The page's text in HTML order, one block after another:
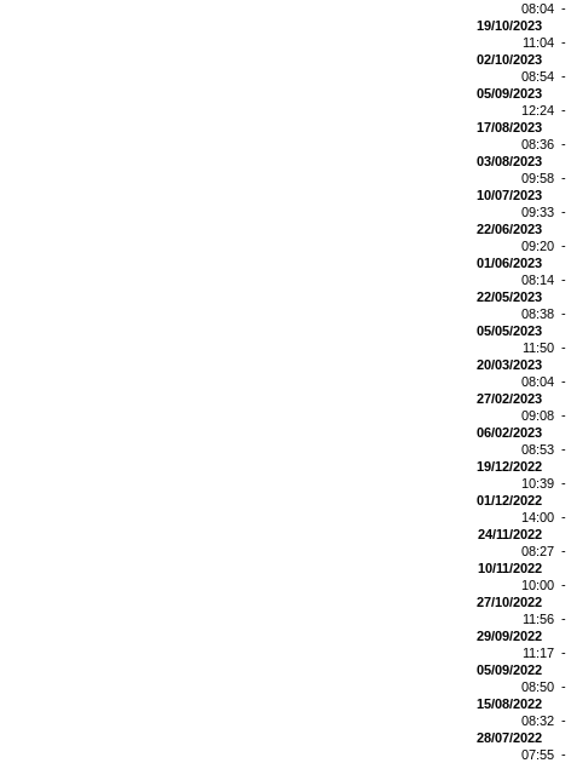
08:04 -
19/10/2023
11:04 -
02/10/2023
08:54 -
05/09/2023
12:24 -
17/08/2023
08:36 -
03/08/2023
09:58 -
10/07/2023
09:33 -
22/06/2023
09:20 -
01/06/2023
08:14 -
22/05/2023
08:38 -
05/05/2023
11:50 -
20/03/2023
08:04 -
27/02/2023
09:08 -
06/02/2023
08:53 -
19/12/2022
10:39 -
01/12/2022
14:00 -
24/11/2022
08:27 -
10/11/2022
10:00 -
27/10/2022
11:56 -
29/09/2022
11:17 -
05/09/2022
08:50 -
15/08/2022
08:32 -
28/07/2022
07:55 -